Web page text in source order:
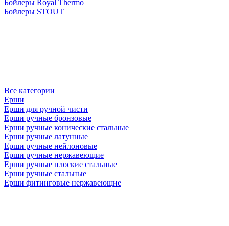
Бойлеры Royal Thermo
Бойлеры STOUT
Все категории
Ерши
Ерши для ручной чисти
Ерши ручные бронзовые
Ерши ручные конические стальные
Ерши ручные латунные
Ерши ручные нейлоновые
Ерши ручные нержавеющие
Ерши ручные плоские стальные
Ерши ручные стальные
Ерши фитинговые нержавеющие